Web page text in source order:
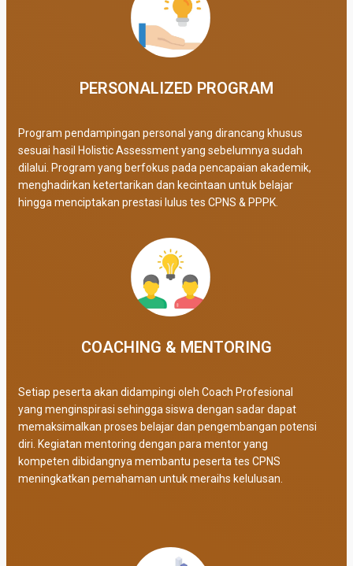
PERSONALIZED PROGRAM​
Program pendampingan personal yang dirancang khusus
sesuai hasil Holistic Assessment yang sebelumnya sudah
dilalui. Program yang berfokus pada pencapaian akademik,
menghadirkan ketertarikan dan kecintaan untuk belajar
hingga menciptakan prestasi lulus tes CPNS & PPPK.
COACHING & MENTORING
Setiap peserta akan didampingi oleh Coach Profesional
yang menginspirasi sehingga siswa dengan sadar dapat
memaksimalkan proses belajar dan pengembangan potensi
diri. Kegiatan mentoring dengan para mentor yang
kompeten dibidangnya membantu peserta tes CPNS
meningkatkan pemahaman untuk meraihs kelulusan.